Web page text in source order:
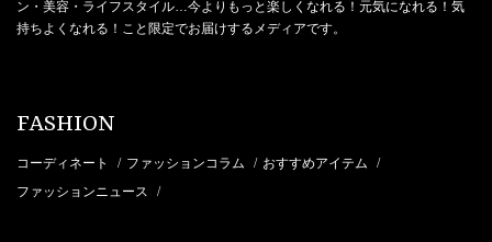
ン・美容・ライフスタイル…今よりもっと楽しくなれる！元気になれる！気
持ちよくなれる！こと限定でお届けするメディアです。
FASHION
コーディネート / ファッションコラム / おすすめアイテム /
ファッションニュース /